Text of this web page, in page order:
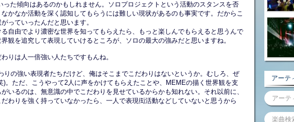
った傾向はあるのかもしれません。ソロプロジェクトという活動のスタンスを否
かなか活動を深く認知してもらうには難しい現状があるのも事実です。だからこ
っていったんだと思います。
自由でより濃密な世界を知ってもらえたら、もっと楽しんでもらえると思うんで
観を追究して表現していけるところが、ソロの最大の強みだと思いますね。
りは人一倍強い人たちですもんね。
りの強い表現者たちだけど、俺はそこまでこだわりはないというか。むしろ、ぜ
)。ただ、こうやって2人に声をかけてもらえたことや、MEMEの描く世界観を支
いるのは、無意識の中でこだわりを見せているからかも知れない。それ以前に、
わりを強く持っていなかったら、一人で表現衒活動などしていないと思うから
アーテ